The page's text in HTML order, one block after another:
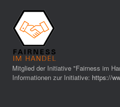
Mitglied der Initiative "Fairness im
Informationen zur Initiative: https://